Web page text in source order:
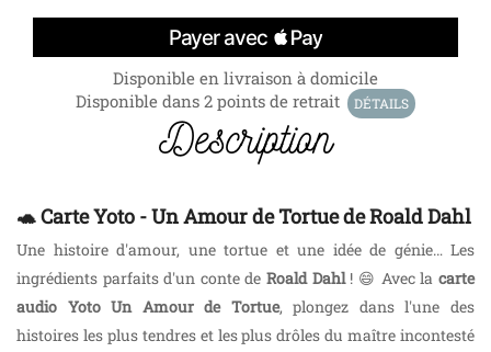
Disponible en livraison à domicile
Disponible dans 2 points de retrait
DÉTAILS
Description
🐢 Carte Yoto - Un Amour de Tortue de Roald Dahl
Une histoire d'amour, une tortue et une idée de génie… Les
ingrédients parfaits d'un conte de Roald Dahl! 😄 Avec lacarte
audio Yoto Un Amour de Tortue, plongez dans l'une des
histoires les plus tendres et les plus drôles du maître incontesté